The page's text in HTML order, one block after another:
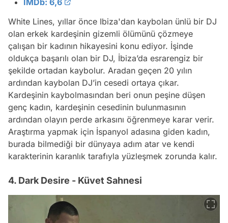
White Lines, yıllar önce Ibiza'dan kaybolan ünlü bir DJ
olan erkek kardeşinin gizemli ölümünü çözmeye
çalışan bir kadının hikayesini konu ediyor. İşinde
oldukça başarılı olan bir DJ, İbiza’da esrarengiz bir
şekilde ortadan kaybolur. Aradan geçen 20 yılın
ardından kaybolan DJ’in cesedi ortaya çıkar.
Kardeşinin kaybolmasından beri onun peşine düşen
genç kadın, kardeşinin cesedinin bulunmasının
ardından olayın perde arkasını öğrenmeye karar verir.
Araştırma yapmak için İspanyol adasına giden kadın,
burada bilmediği bir dünyaya adım atar ve kendi
karakterinin karanlık tarafıyla yüzleşmek zorunda kalır.
4. Dark Desire - Küvet Sahnesi